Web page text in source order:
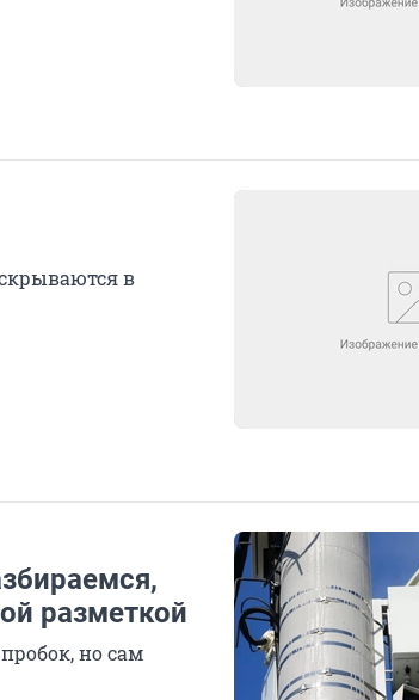
в
разметкой
но сам